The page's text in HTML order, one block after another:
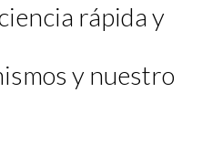
rápida y
y nuestro